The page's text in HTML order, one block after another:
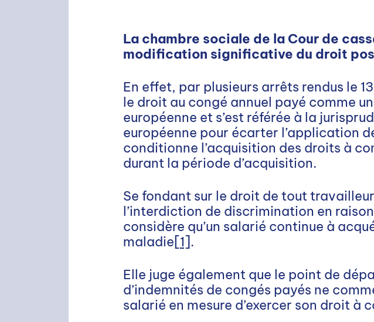
La chambre sociale de la Cour de
modification significative du droit
En effet, par plusieurs arrêts rendus le
le droit au congé annuel payé comme
européenne et s’est référée à la
européenne pour écarter l’application
conditionne l’acquisition des droits à
durant la période d’acquisition.
Se fondant sur le droit de tout
l’interdiction de discrimination en
considère qu’un salarié continue à
maladie[1].
Elle juge également que le point de
d’indemnités de congés payés ne
salarié en mesure d’exercer son droit à